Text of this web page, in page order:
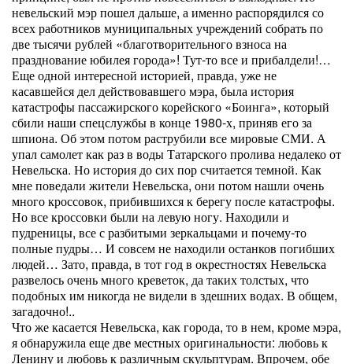
невельский мэр пошел дальше, а именно распорядился со
всех работников муниципальных учреждений собрать по
две тысячи рублей «благотворительного взноса на
празднование юбилея города»! Тут-то все и прибалдели!…
Еще одной интересной историей, правда, уже не
касавшейся дел действовавшего мэра, была история
катастрофы пассажирского корейского «Боинга», который
сбили наши спецслужбы в конце 1980-х, приняв его за
шпиона. Об этом потом раструбили все мировые СМИ. А
упал самолет как раз в воды Татарского пролива недалеко от
Невельска. Но история до сих пор считается темной. Как
мне поведали жители Невельска, они потом нашли очень
много кроссовок, прибившихся к берегу после катастрофы.
Но все кроссовки были на левую ногу. Находили и
пудреницы, все с разбитыми зеркальцами и почему-то
полные пудры… И совсем не находили останков погибших
людей… Зато, правда, в тот год в окрестностях Невельска
развелось очень много креветок, да таких толстых, что
подобных им никогда не видели в здешних водах. В общем,
загадочно!..
Что же касается Невельска, как города, то в нем, кроме мэра,
я обнаружила еще две местных оригинальности: любовь к
Ленину и любовь к различным скульптурам. Впрочем, обе